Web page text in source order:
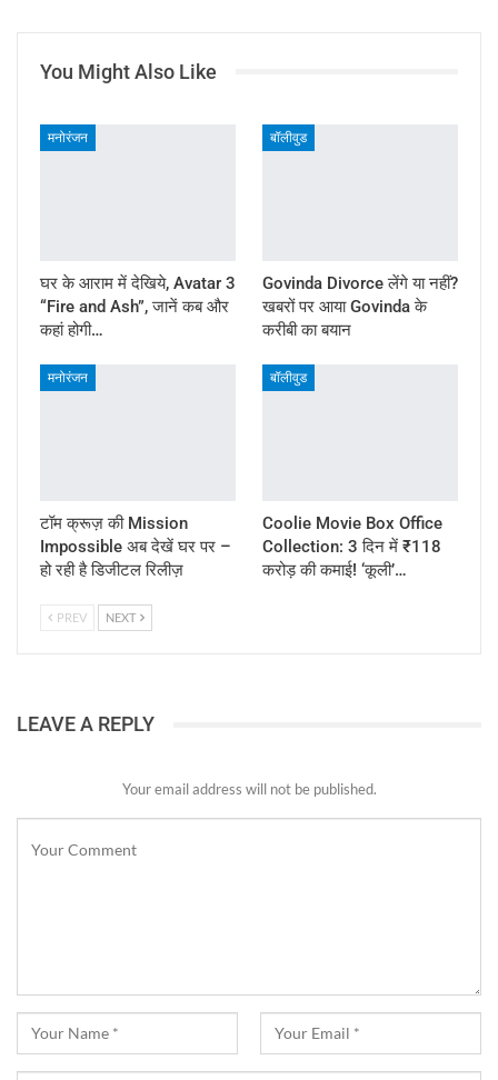
You Might Also Like
मनोरंजन
घर के आराम में देखिये, Avatar 3
“Fire and Ash”, जानें कब और
कहां होगी…
बॉलीवुड
Govinda Divorce लेंगे या नहीं?
खबरों पर आया Govinda के
करीबी का बयान
मनोरंजन
टॉम क्रूज़ की Mission
Impossible अब देखें घर पर –
हो रही है डिजीटल रिलीज़
बॉलीवुड
Coolie Movie Box Office
Collection: 3 दिन में ₹118
करोड़ की कमाई! ‘कूली’…
PREV NEXT
LEAVE A REPLY
Your email address will not be published.